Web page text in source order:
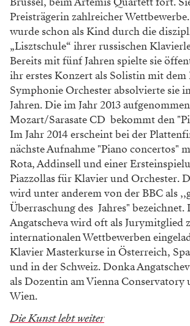
Preisträgerin zahlreicher
wurde schon als Kind durch die
„Lisztschule“ ihrer russischen
Bereits mit fünf Jahren spielte sie
ihr erstes Konzert als Solistin mit dem
Symphonie Orchester absolvierte sie
Jahren. Die im Jahr 2013
Mozart/Sarasate CD bekommt den
Im Jahr 2014 erscheint bei der
nächste Aufnahme "Piano concertos"
Rota, Addinsell und einer
Piazzollas für Klavier und Orchester.
wird unter anderem von der BBC als
Überraschung des Jahres" bezeichnet.
Angatscheva wird oft als Jurymitglied
internationalen Wettbewerben
Klavier Masterkurse in Österreich,
und in der Schweiz. Donka
als Dozentin am Vienna Conservatory
Wien.
Die Kunst lebt weiter